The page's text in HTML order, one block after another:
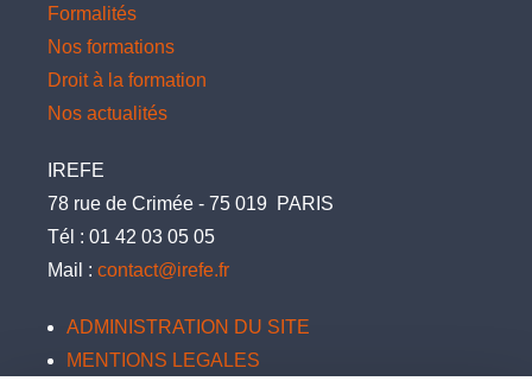
Formalités
Nos formations
Droit à la formation
Nos actualités
IREFE
78 rue de Crimée - 75 019 PARIS
Tél : 01 42 03 05 05
Mail : contact@irefe.fr
ADMINISTRATION DU SITE
MENTIONS LEGALES